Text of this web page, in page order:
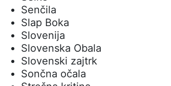
Senčila
Slap Boka
Slovenija
Slovenska Obala
Slovenski zajtrk
Sončna očala